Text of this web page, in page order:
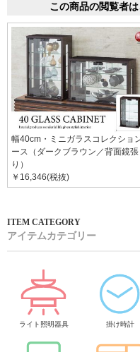
この商品の閲覧者
幅40cm・ミニガラスコレクショ
ース（ダークブラウン／背面鏡張
り）
￥16,346(税抜)
アイテムカテゴリー
ライト照明器具 掛け時計